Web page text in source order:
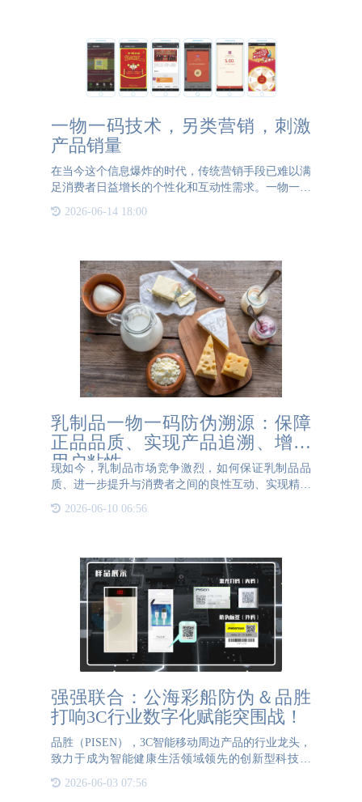
一物一码技术，另类营销，刺激
产品销量
在当今这个信息爆炸的时代，传统营销手段已难以满
足消费者日益增长的个性化和互动性需求。一物一码
技术，作为一种创新的营销策略，正悄然改变着产品
推广与销售的格局，为品牌带来了前所未有的市场活
2026-06-14 18:00
乳制品一物一码防伪溯源：保障
正品品质、实现产品追溯、增强
用户粘性
现如今，乳制品市场竞争激烈，如何保证乳制品品
质、进一步提升与消费者之间的良性互动、实现精准
营销，已成为乳制品企业关心的核心问题。而乳品一
物一码防伪溯源技术的实施，为整个乳制品行业带来
2026-06-10 06:56
强强联合：公海彩船防伪＆品胜
打响3C行业数字化赋能突围战！
品胜（PISEN），3C智能移动周边产品的行业龙头，
致力于成为智能健康生活领域领先的创新型科技企
赞助商。品胜手机屏幕/电池，全球首创本地就近包
2026-06-03 07:56